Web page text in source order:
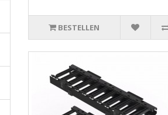
BESTELLEN